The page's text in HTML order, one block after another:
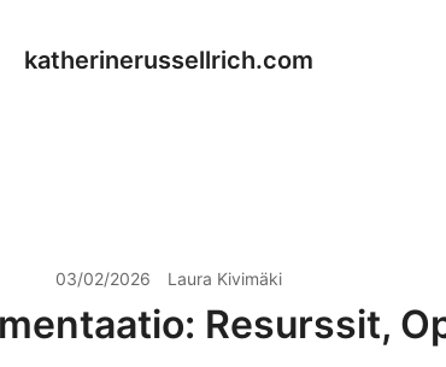
katherinerussellrich.com
03/02/2026 Laura Kivimäki
Resurssit,